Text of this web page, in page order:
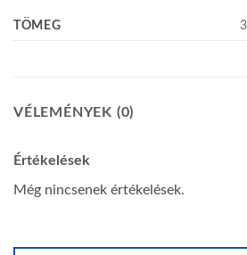
TÖMEG
VÉLEMÉNYEK (0)
Értékelések
Még nincsenek értékelések.